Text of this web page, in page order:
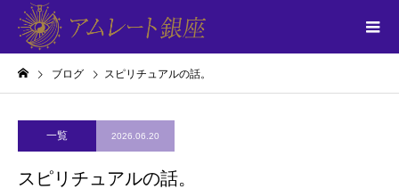
ブログ スピリチュアルの話。
一覧 2026.06.20
スピリチュアルの話。